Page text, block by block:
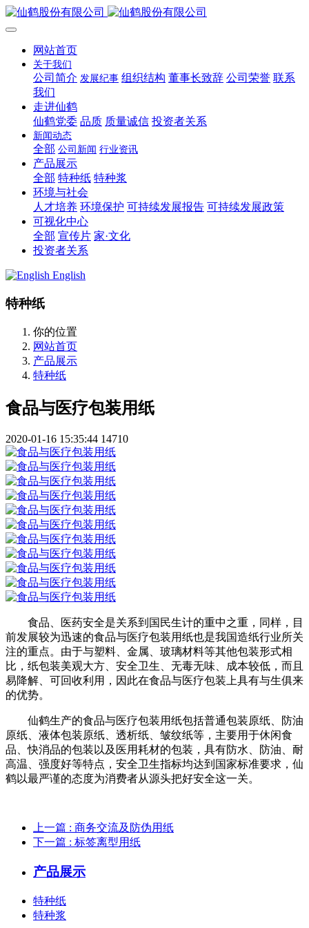
网站首页
关于我们
公司简介 发展纪事 组织结构 董事长致辞 公司荣誉 联系
我们
走进仙鹤
仙鹤党委 品质 质量诚信 投资者关系
新闻动态
全部 公司新闻 行业资讯
产品展示
全部 特种纸 特种浆
环境与社会
人才培养 环境保护 可持续发展报告 可持续发展政策
可视化中心
全部 宣传片 家·文化
投资者关系
English
特种纸
你的位置
网站首页
产品展示
特种纸
食品与医疗包装用纸
2020-01-16 15:35:44 14710
食品、医药安全是关系到国民生计的重中之重，同样，目
前发展较为迅速的食品与医疗包装用纸也是我国造纸行业所关
注的重点。由于与塑料、金属、玻璃材料等其他包装形式相
比，纸包装美观大方、安全卫生、无毒无味、成本较低，而且
易降解、可回收利用，因此在食品与医疗包装上具有与生俱来
的优势。
仙鹤生产的食品与医疗包装用纸包括普通包装原纸、防油
原纸、液体包装原纸、透析纸、皱纹纸等，主要用于休闲食
品、快消品的包装以及医用耗材的包装，具有防水、防油、耐
高温、强度好等特点，安全卫生指标均达到国家标准要求，仙
鹤以最严谨的态度为消费者从源头把好安全这一关。
上一篇 : 商务交流及防伪用纸
下一篇 : 标签离型用纸
产品展示
特种纸
特种浆